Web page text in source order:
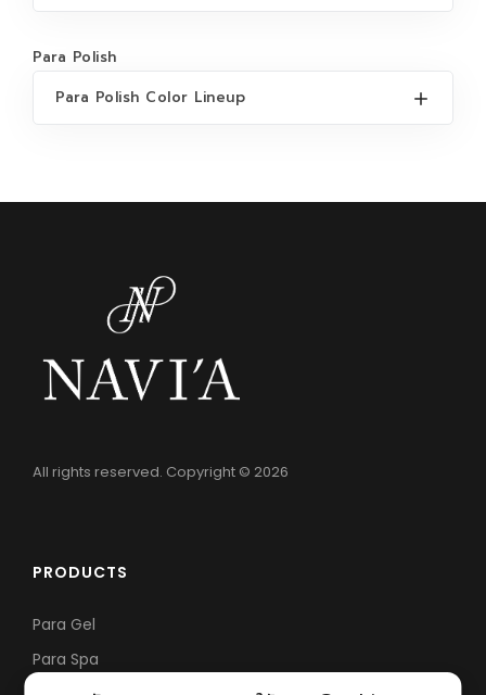
Para Polish
Para Polish Color Lineup
All rights reserved. Copyright © 2026
PRODUCTS
Para Gel
Para Spa